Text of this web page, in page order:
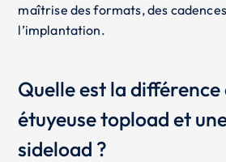
maîtrise des formats, des
l’implantation.
Quelle est la
étuyeuse topload et
sideload ?